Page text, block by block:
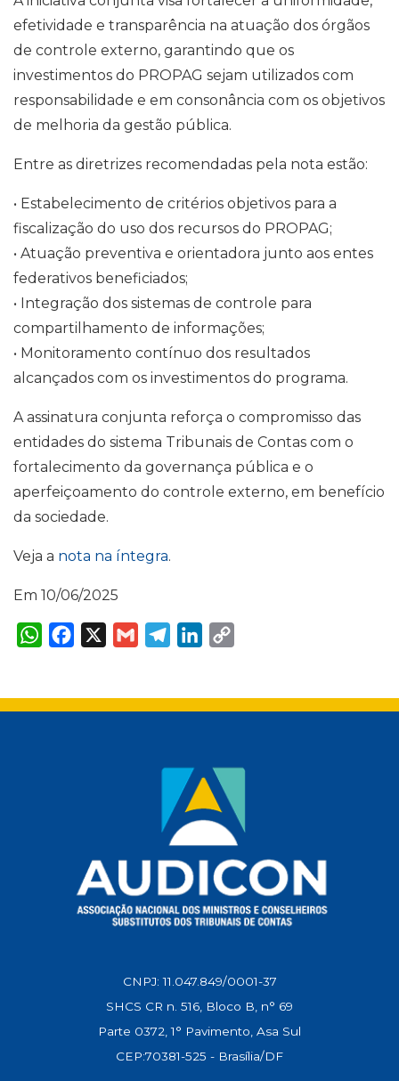
efetividade e transparência na atuação dos órgãos
de controle externo, garantindo que os
investimentos do PROPAG sejam utilizados com
responsabilidade e em consonância com os objetivos
de melhoria da gestão pública.
Entre as diretrizes recomendadas pela nota estão:
• Estabelecimento de critérios objetivos para a
fiscalização do uso dos recursos do PROPAG;
• Atuação preventiva e orientadora junto aos entes
federativos beneficiados;
• Integração dos sistemas de controle para
compartilhamento de informações;
• Monitoramento contínuo dos resultados
alcançados com os investimentos do programa.
A assinatura conjunta reforça o compromisso das
entidades do sistema Tribunais de Contas com o
fortalecimento da governança pública e o
aperfeiçoamento do controle externo, em benefício
da sociedade.
Veja a nota na íntegra.
Em 10/06/2025
W
h
A
p
F
a
o
o
X
G
m
T
e
r
a
L
d
I
i
n
CNPJ: 11.047.849/0001-37
SHCS CR n. 516, Bloco B, n° 69
Parte 0372, 1° Pavimento, Asa Sul
CEP:70381-525 - Brasília/DF